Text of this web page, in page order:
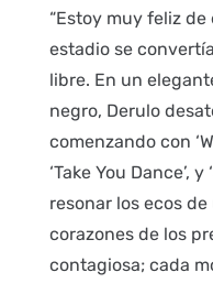
“Estoy muy feliz de
estadio se
libre. En un
negro, Derulo
comenzando con
‘Take You Dance’,
resonar los ecos
corazones de los
contagiosa; cada